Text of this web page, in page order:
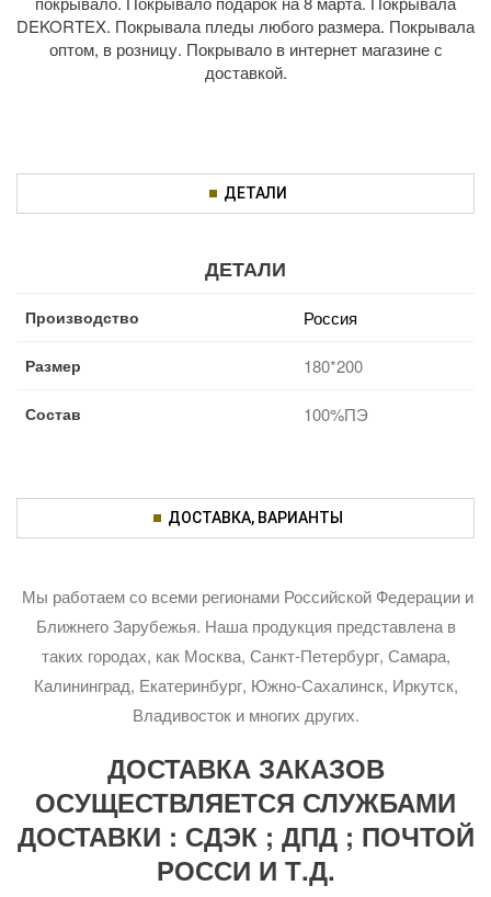
DEKORTEX. Покрывала пледы любого размера. Покрывала
оптом, в розницу. Покрывало в интернет магазине с
доставкой.
ДЕТАЛИ
ДЕТАЛИ
Производство Россия
Размер 180*200
Состав 100%ПЭ
ДОСТАВКА, ВАРИАНТЫ
Мы работаем со всеми регионами Российской Федерации и
Ближнего Зарубежья. Наша продукция представлена в
таких городах, как Москва, Санкт-Петербург, Самара,
Калининград, Екатеринбург, Южно-Сахалинск, Иркутск,
Владивосток и многих других.
ДОСТАВКА ЗАКАЗОВ
ОСУЩЕСТВЛЯЕТСЯ СЛУЖБАМИ
ДОСТАВКИ : СДЭК ; ДПД ; ПОЧТОЙ
РОССИ И Т.Д.